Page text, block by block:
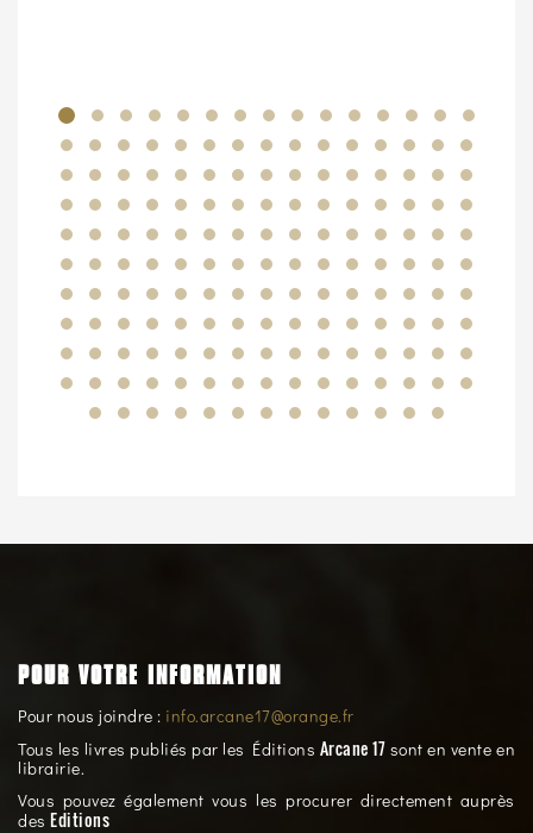
POUR VOTRE INFORMATION
Pour nous joindre : info.arcane17@orange.fr
Tous les livres publiés par les Éditions Arcane 17 sont en vente en
librairie.
Vous pouvez également vous les procurer directement auprès
des Editions